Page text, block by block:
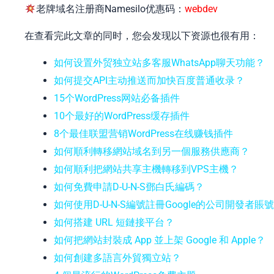
老牌域名注册商Namesilo优惠码： webdev
在查看完此文章的同时，您会发现以下资源也很有用：
如何设置外贸独立站多客服WhatsApp聊天功能？
如何提交API主动推送而加快百度普通收录？
15个WordPress网站必备插件
10个最好的WordPress缓存插件
8个最佳联盟营销WordPress在线赚钱插件
如何順利轉移網站域名到另一個服務供應商？
如何順利把網站共享主機轉移到VPS主機？
如何免費申請D-U-N-S鄧白氏編碼？
如何使用D-U-N-S編號註冊Google的公司開發者賬
如何搭建 URL 短鏈接平台？
如何把網站封裝成 App 並上架 Google 和 Apple？
如何創建多語言外貿獨立站？